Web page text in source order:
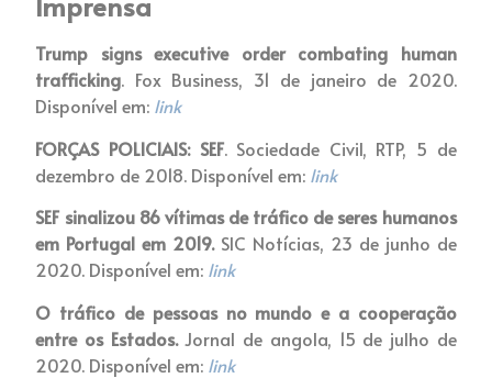
Trump signs executive order combating human
trafficking. Fox Business, 31 de janeiro de 2020.
Disponível em: link
FORÇAS POLICIAIS: SEF. Sociedade Civil, RTP, 5 de
dezembro de 2018. Disponível em: link
SEF sinalizou 86 vítimas de tráfico de seres humanos
em Portugal em 2019. SIC Notícias, 23 de junho de
2020. Disponível em: link
O tráfico de pessoas no mundo e a cooperação
entre os Estados.Jornal de angola, 15 de julho de
2020. Disponível em: link